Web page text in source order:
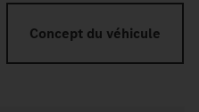
Concept du véhicule